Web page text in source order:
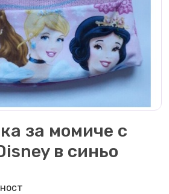
за момиче с
в синьо